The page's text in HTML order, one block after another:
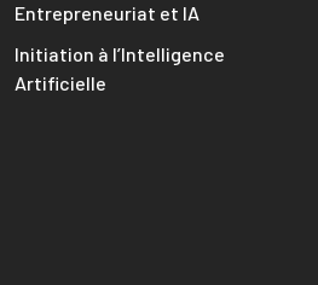
Entrepreneuriat et IA
Initiation à l’Intelligence
Artificielle